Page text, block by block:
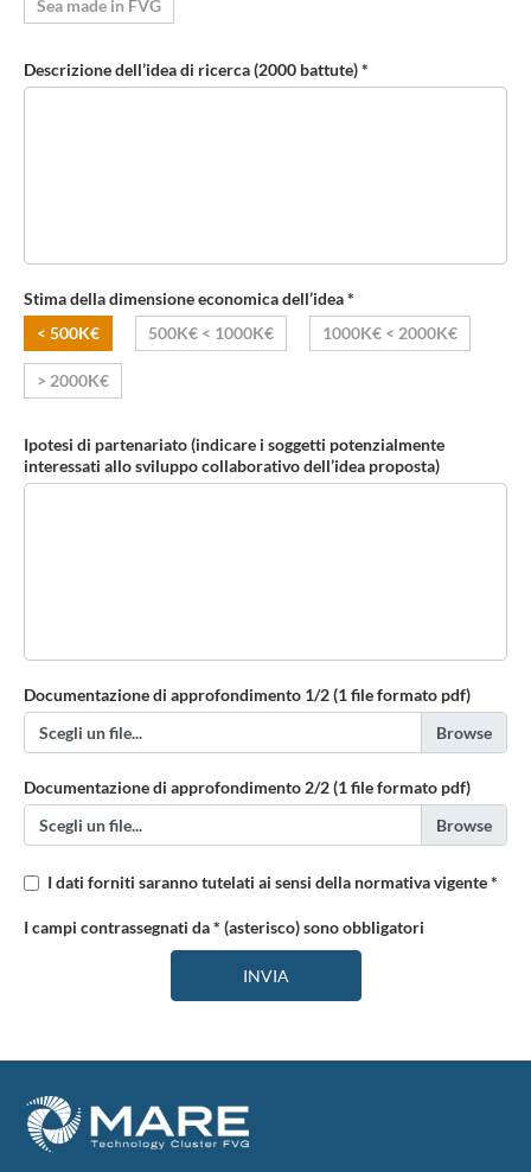
Sea made in FVG
Descrizione dell’idea di ricerca (2000 battute) *
Stima della dimensione economica dell’idea *
< 500K€
500K€ < 1000K€ 1000K€ < 2000K€
> 2000K€
Ipotesi di partenariato (indicare i soggetti potenzialmente
interessati allo sviluppo collaborativo dell’idea proposta)
Documentazione di approfondimento 1/2 (1 file formato pdf)
Scegli un file...
Documentazione di approfondimento 2/2 (1 file formato pdf)
Scegli un file...
I dati forniti saranno tutelati ai sensi della normativa vigente *
I campi contrassegnati da * (asterisco) sono obbligatori
INVIA